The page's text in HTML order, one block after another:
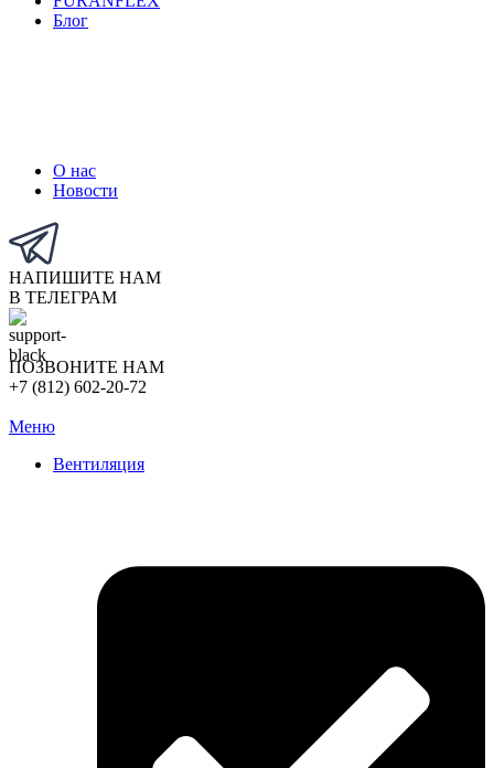
Блог
О нас
Новости
НАПИШИТЕ НАМ
В ТЕЛЕГРАМ
ПОЗВОНИТЕ НАМ
+7 (812) 602-20-72
Меню
Вентиляция